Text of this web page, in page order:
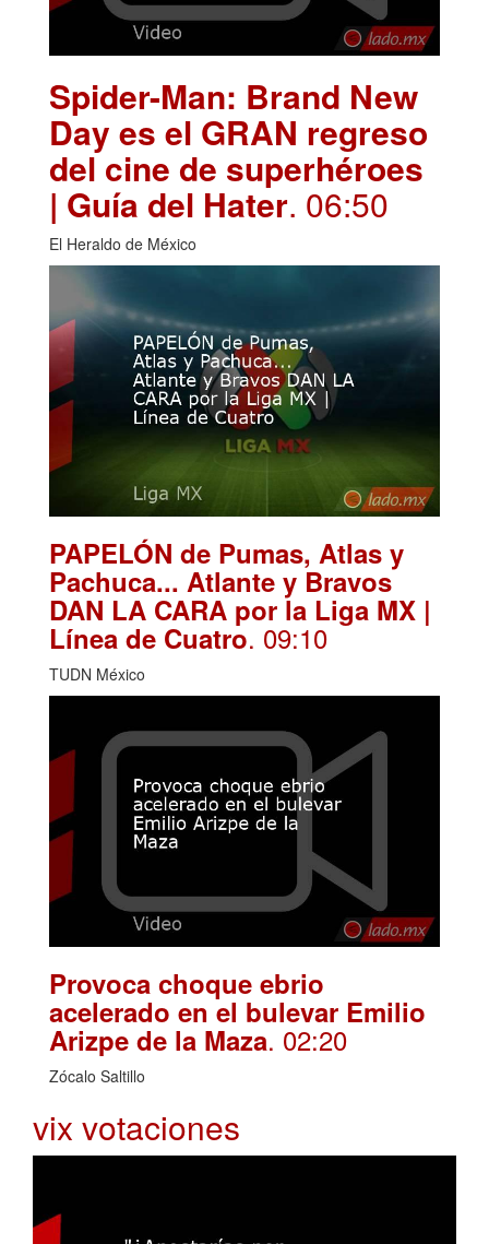
Spider-Man: Brand New
Day es el GRAN regreso
del cine de superhéroes
| Guía del Hater. 06:50
El Heraldo de México
PAPELÓN de Pumas, Atlas y
Pachuca... Atlante y Bravos
DAN LA CARA por la Liga MX |
Línea de Cuatro. 09:10
TUDN México
Provoca choque ebrio
acelerado en el bulevar Emilio
Arizpe de la Maza. 02:20
Zócalo Saltillo
vix votaciones